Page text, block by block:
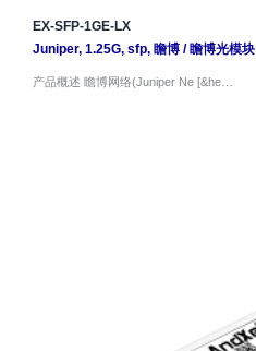
EX-SFP-1GE-LX
Juniper, 1.25G, sfp, 瞻博/ 瞻博光模块
产品概述 瞻博网络(Juniper Ne [&he…